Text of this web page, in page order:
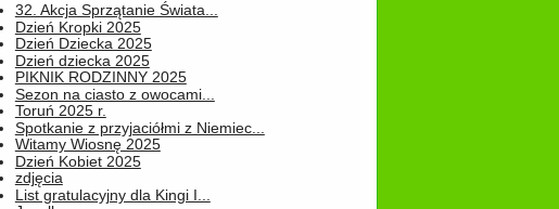
32. Akcja Sprzątanie Świata...
Dzień Kropki 2025
Dzień Dziecka 2025
Dzień dziecka 2025
PIKNIK RODZINNY 2025
Sezon na ciasto z owocami...
Toruń 2025 r.
Spotkanie z przyjaciółmi z Niemiec...
Witamy Wiosnę 2025
Dzień Kobiet 2025
zdjęcia
List gratulacyjny dla Kingi I...